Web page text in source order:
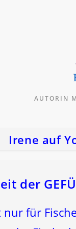
AUTORIN
Irene auf
der
nur für